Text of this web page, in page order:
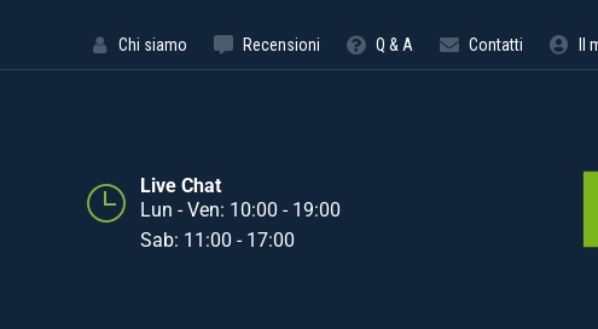
Chi siamo Recensioni Q & A Contatti Il
Live Chat
Lun - Ven: 10:00 - 19:00
Sab: 11:00 - 17:00
HOME PAVIMENTI E